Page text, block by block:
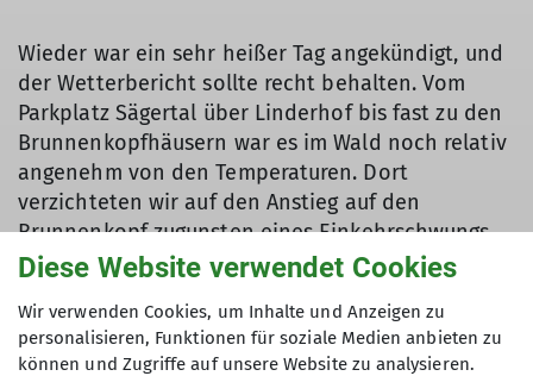
Wieder war ein sehr heißer Tag angekündigt, und
der Wetterbericht sollte recht behalten. Vom
Parkplatz Sägertal über Linderhof bis fast zu den
Brunnenkopfhäusern war es im Wald noch relativ
angenehm von den Temperaturen. Dort
verzichteten wir auf den Anstieg auf den
Brunnenkopf zugunsten eines Einkehrschwungs.
Südseitig in der prallen Sonne, und zuletzt mit
Klammspitz pünktlich für eine längere
Mittagspause.
Diese Website verwendet Cookies
Wir verwenden Cookies, um Inhalte und Anzeigen zu
personalisieren, Funktionen für soziale Medien anbieten zu
können und Zugriffe auf unsere Website zu analysieren.